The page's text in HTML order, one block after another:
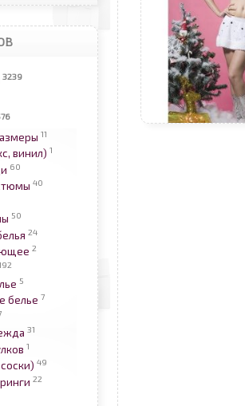
3239
11
винил) 1
60
40
50
24
2
5
белье 7
31
1
49
22